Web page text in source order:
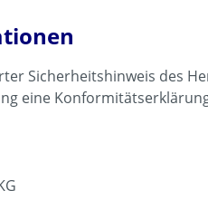
Sicherheitshinweis des
eine